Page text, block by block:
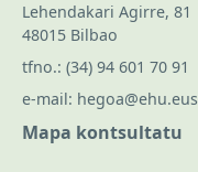
Lehendakari Agirre, 81
48015 Bilbao
tfno.: (34) 94 601 70 91
e-mail: hegoa@ehu.eus
Mapa kontsultatu